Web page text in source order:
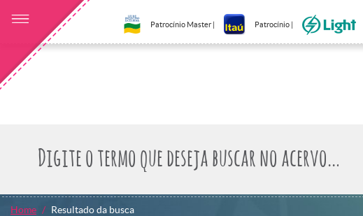
Patrocínio Master | Patrocínio |
Home Resultado da busca